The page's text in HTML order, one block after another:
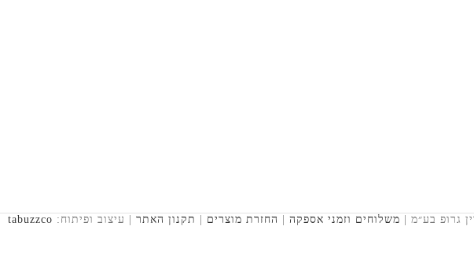
משלוחים וזמני אספקה החזרת מוצרים תקנון האתר | עיצוב ופיתוח: tabuzzco